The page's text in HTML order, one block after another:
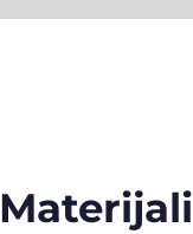
Materijali